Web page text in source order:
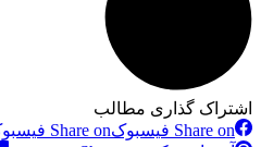
اشتراک گذاری مطالب
Share on فیسبوک
Share on فیسبوک